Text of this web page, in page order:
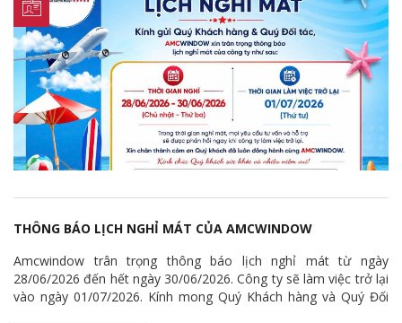
THÔNG BÁO LỊCH NGHỈ MÁT CỦA AMCWINDOW
Amcwindow trân trọng thông báo lịch nghỉ mát từ ngày
28/06/2026 đến hết ngày 30/06/2026. Công ty sẽ làm việc trở lại
vào ngày 01/07/2026. Kính mong Quý Khách hàng và Quý Đối